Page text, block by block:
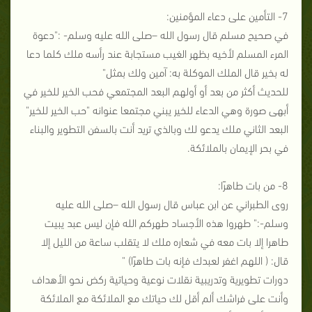
7- التأمين على دعاء المؤمنين:
في صحيح مسلم قال رسول الله –صلى الله عليه وسلم- :"دعوة
المرء المسلم لأخيه بظهر الغيب مستجابة عند رأسه ملك كلما دعا
له بخير قال الملك الموكلة به: آمين ولك بمثل"
للحديث أكثر من بعد أو أولهم البعد المجتمعي فحب الخير للخير في
أبهى صورة وهي الدعاء للخير يبني مجتمعا عنوانه "حب الخير للخير"
البعد الثاني ملك يدعو لك وبالذي تريد أنت بالسفن التطوير والبناء
في بحر الإيمان بالملائكة.
8- من بات طاهرًا:
روى الطبراني عن ابن عباس قال رسول الله –صلى الله عليه
وسلم-:" طهروا هذه الأجساد طهركم الله فإن ليس عبد يبيت
طاهرا إلا بات معه في شعاره ملك لا يتقلب ساعة من الليل إلا
قال: ( اللهم اغفر لعبدك فإنه بات طاهرًا) "
دورات تطويرية وتدريبية نقلات نوعية وحياتية ركض نحو الأهداف
وأنت على فراشك ألم أقل لك حياتك مع الملائكة مع الملائكة